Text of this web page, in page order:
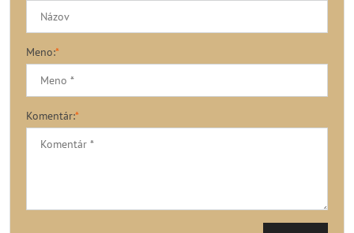
Meno:*
Komentár:*